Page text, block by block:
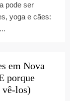
pode ser
yoga e cães:
em Nova
porque
vê-los)